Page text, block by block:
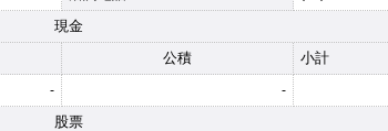
現金
公積
小計
- -
股票